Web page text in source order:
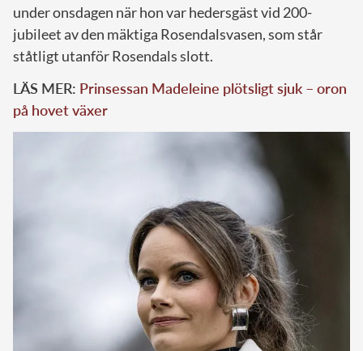
under onsdagen när hon var hedersgäst vid 200-
jubileet av den mäktiga Rosendalsvasen, som står
ståtligt utanför Rosendals slott.
LÄS MER: Prinsessan Madeleine plötsligt sjuk – oron
på hovet växer